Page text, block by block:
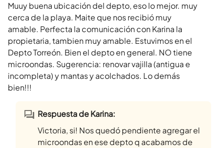
Muuy buena ubicación del depto, eso lo mejor. muy
cerca de la playa. Maite que nos recibió muy
amable. Perfecta la comunicación con Karina la
propietaria, tambien muy amable. Estuvimos en el
Depto Torreón. Bien el depto en general. NO tiene
microondas. Sugerencia: renovar vajilla (antigua e
incompleta) y mantas y acolchados. Lo demás
bien!!!
Respuesta de Karina:
Victoria, si! Nos quedó pendiente agregar el
microondas en ese depto q acabamos de